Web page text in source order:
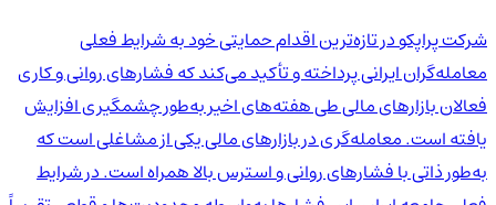
شرکت پراپکو در تازه‌ترین اقدام حمایتی خود به شرایط فعلی
معامله‌گران ایرانی پرداخته و تأکید می‌کند که فشارهای روانی و کاری
فعالان بازارهای مالی طی هفته‌های اخیر به‌طور چشمگیری افزایش
یافته است. معامله‌گری در بازارهای مالی یکی از مشاغلی است که
به‌طور ذاتی با فشارهای روانی و استرس بالا همراه است. در شرایط